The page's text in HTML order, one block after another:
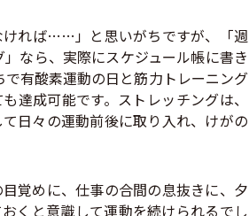
れば……」と思いがちですが、「週
なら、実際にスケジュール帳に書き
有酸素運動の日と筋力トレーニング
達成可能です。ストレッチングは、
日々の運動前後に取り入れ、けがの
覚めに、仕事の合間の息抜きに、夕
くと意識して運動を続けられるでし